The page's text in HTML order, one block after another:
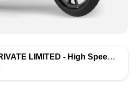
BIGO ELECTRIC PRIVATE LIMITED - High Speedद्वारा